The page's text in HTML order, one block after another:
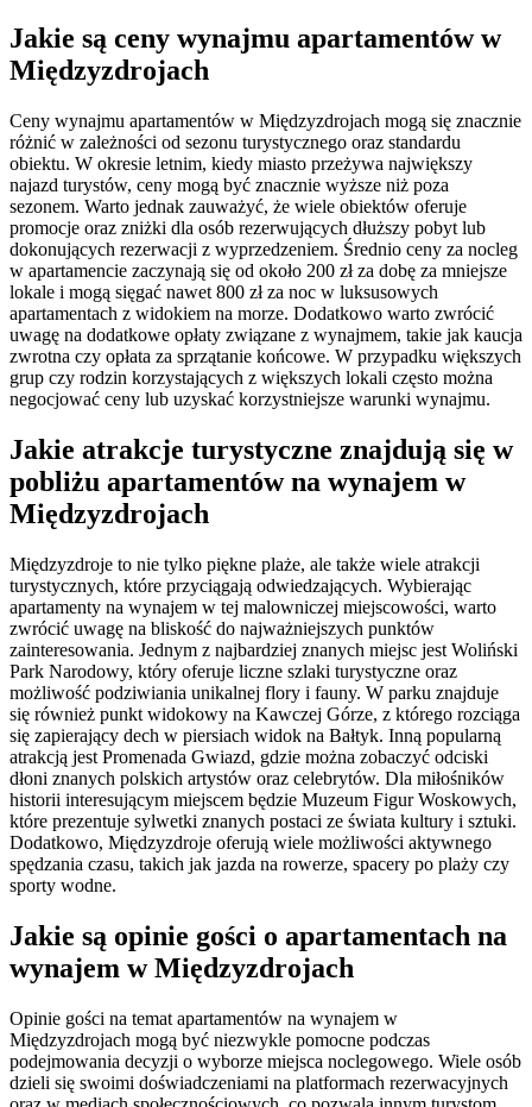
Jakie są ceny wynajmu apartamentów w
Międzyzdrojach
Ceny wynajmu apartamentów w Międzyzdrojach mogą się znacznie
różnić w zależności od sezonu turystycznego oraz standardu
obiektu. W okresie letnim, kiedy miasto przeżywa największy
najazd turystów, ceny mogą być znacznie wyższe niż poza
sezonem. Warto jednak zauważyć, że wiele obiektów oferuje
promocje oraz zniżki dla osób rezerwujących dłuższy pobyt lub
dokonujących rezerwacji z wyprzedzeniem. Średnio ceny za nocleg
w apartamencie zaczynają się od około 200 zł za dobę za mniejsze
lokale i mogą sięgać nawet 800 zł za noc w luksusowych
apartamentach z widokiem na morze. Dodatkowo warto zwrócić
uwagę na dodatkowe opłaty związane z wynajmem, takie jak kaucja
zwrotna czy opłata za sprzątanie końcowe. W przypadku większych
grup czy rodzin korzystających z większych lokali często można
negocjować ceny lub uzyskać korzystniejsze warunki wynajmu.
Jakie atrakcje turystyczne znajdują się w
pobliżu apartamentów na wynajem w
Międzyzdrojach
Międzyzdroje to nie tylko piękne plaże, ale także wiele atrakcji
turystycznych, które przyciągają odwiedzających. Wybierając
apartamenty na wynajem w tej malowniczej miejscowości, warto
zwrócić uwagę na bliskość do najważniejszych punktów
zainteresowania. Jednym z najbardziej znanych miejsc jest Woliński
Park Narodowy, który oferuje liczne szlaki turystyczne oraz
możliwość podziwiania unikalnej flory i fauny. W parku znajduje
się również punkt widokowy na Kawczej Górze, z którego rozciąga
się zapierający dech w piersiach widok na Bałtyk. Inną popularną
atrakcją jest Promenada Gwiazd, gdzie można zobaczyć odciski
dłoni znanych polskich artystów oraz celebrytów. Dla miłośników
historii interesującym miejscem będzie Muzeum Figur Woskowych,
które prezentuje sylwetki znanych postaci ze świata kultury i sztuki.
Dodatkowo, Międzyzdroje oferują wiele możliwości aktywnego
spędzania czasu, takich jak jazda na rowerze, spacery po plaży czy
sporty wodne.
Jakie są opinie gości o apartamentach na
wynajem w Międzyzdrojach
Opinie gości na temat apartamentów na wynajem w
Międzyzdrojach mogą być niezwykle pomocne podczas
podejmowania decyzji o wyborze miejsca noclegowego. Wiele osób
dzieli się swoimi doświadczeniami na platformach rezerwacyjnych